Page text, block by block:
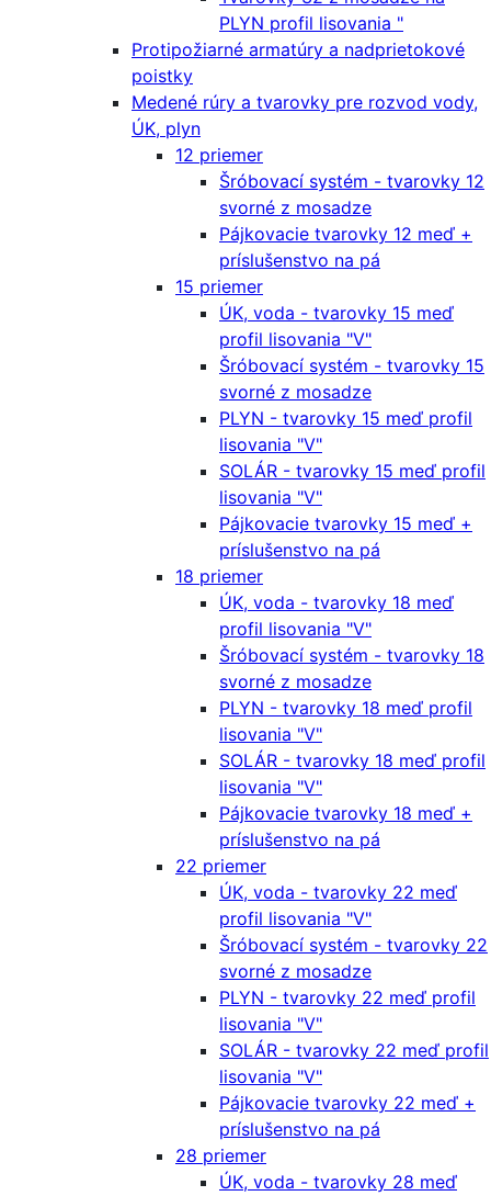
PLYN profil lisovania "
Protipožiarné armatúry a nadprietokové
poistky
Medené rúry a tvarovky pre rozvod vody,
ÚK, plyn
12 priemer
Šróbovací systém - tvarovky 12
svorné z mosadze
Pájkovacie tvarovky 12 meď +
príslušenstvo na pá
15 priemer
ÚK, voda - tvarovky 15 meď
profil lisovania "V"
Šróbovací systém - tvarovky 15
svorné z mosadze
PLYN - tvarovky 15 meď profil
lisovania "V"
SOLÁR - tvarovky 15 meď profil
lisovania "V"
Pájkovacie tvarovky 15 meď +
príslušenstvo na pá
18 priemer
ÚK, voda - tvarovky 18 meď
profil lisovania "V"
Šróbovací systém - tvarovky 18
svorné z mosadze
PLYN - tvarovky 18 meď profil
lisovania "V"
SOLÁR - tvarovky 18 meď profil
lisovania "V"
Pájkovacie tvarovky 18 meď +
príslušenstvo na pá
22 priemer
ÚK, voda - tvarovky 22 meď
profil lisovania "V"
Šróbovací systém - tvarovky 22
svorné z mosadze
PLYN - tvarovky 22 meď profil
lisovania "V"
SOLÁR - tvarovky 22 meď profil
lisovania "V"
Pájkovacie tvarovky 22 meď +
príslušenstvo na pá
28 priemer
ÚK, voda - tvarovky 28 meď